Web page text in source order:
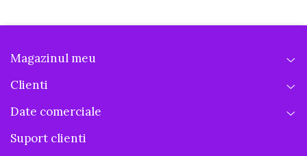
Magazinul meu
Clienti
Date comerciale
Suport clienti